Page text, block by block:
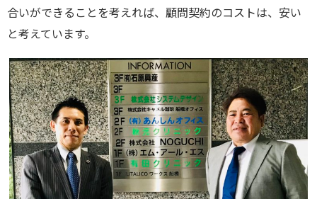
合いができることを考えれば、顧問契約のコストは、安い
と考えています。